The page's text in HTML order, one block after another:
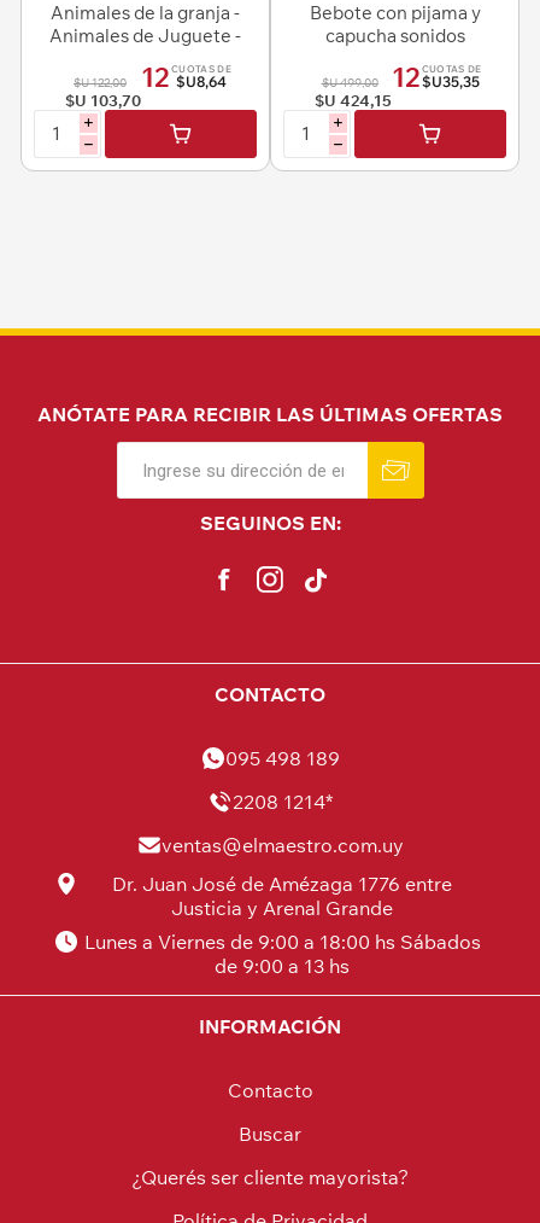
Animales de la granja -
Animales de Juguete -
$U 122,00
$U 103,70
12 CUOTAS DE
$U8,64
i
h
Bebote con pijama y
capucha sonidos
$U 499,00
$U 424,15
12 CUOTAS DE
$U35,35
i
h
ANÓTATE PARA RECIBIR LAS ÚLTIMAS OFERTAS
SEGUINOS EN:
CONTACTO
095 498 189
2208 1214*
ventas@elmaestro.com.uy
Dr. Juan José de Amézaga 1776 entre
Justicia y Arenal Grande
Lunes a Viernes de 9:00 a 18:00 hs Sábados
de 9:00 a 13 hs
INFORMACIÓN
Contacto
Buscar
¿Querés ser cliente mayorista?